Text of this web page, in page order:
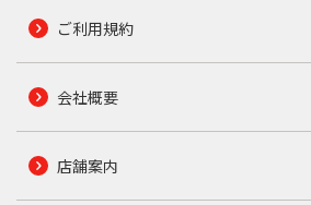
ご利用規約
会社概要
店舗案内